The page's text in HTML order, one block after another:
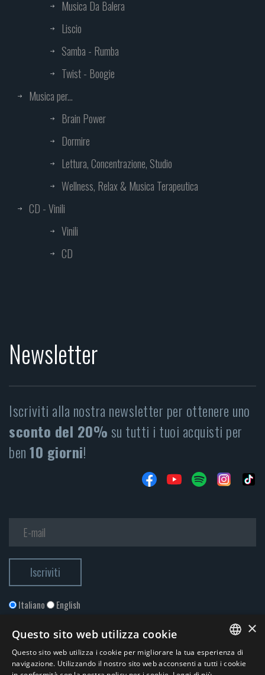
Musica Da Balera
Liscio
Samba - Rumba
Twist - Boogie
Musica per...
Brain Power
Dormire
Lettura, Concentrazione, Studio
Wellness, Relax & Musica Terapeutica
CD - Vinili
Vinili
CD
Newsletter
Iscriviti alla nostra newsletter per ottenere uno
sconto del 20%su tutti i tuoi acquisti per
ben10 giorni!
Italiano English
ITALIAN
×
Questo sito web utilizza cookie
Questo sito web utilizza i cookie per migliorare la tua esperienza di
navigazione. Utilizzando il nostro sito web acconsenti a tutti i cookie